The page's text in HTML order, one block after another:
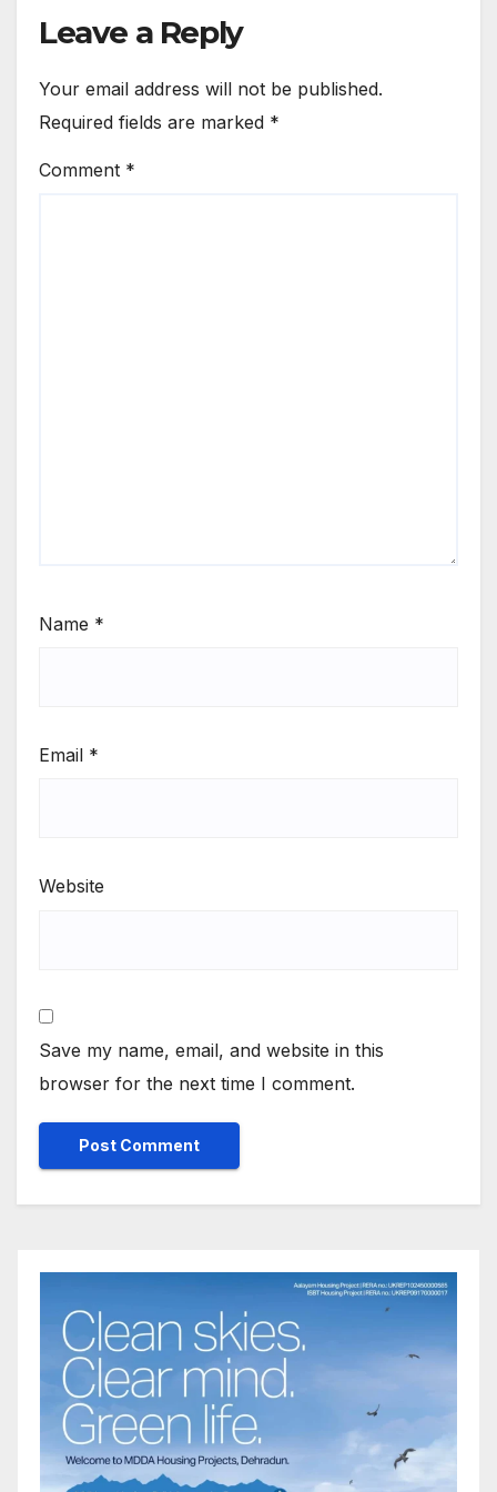
Leave a Reply
Your email address will not be published.
Required fields are marked *
Comment *
Name *
Email *
Website
Save my name, email, and website in this
browser for the next time I comment.